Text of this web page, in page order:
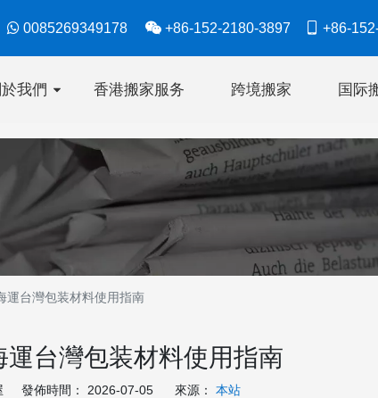
 0085269349178  +86-152-2180-3897  +86-
我們 香港搬家服务 跨境搬家 国际
運台灣包装材料使用指南
台灣包装材料使用指南
發佈時間： 2026-07-05 來源： 本站